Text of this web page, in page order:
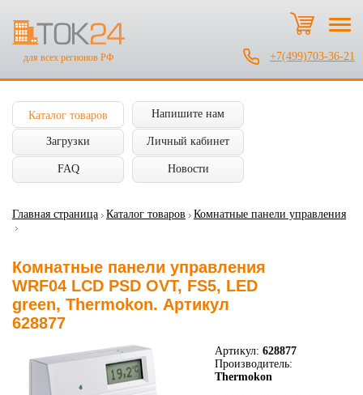
для всех регионов РФ +7(499)703-36-21
Каталог товаров Напишите нам
Загрузки Личный кабинет
FAQ Новости
Главная страница Каталог товаров Комнатные панели управления
Комнатные панели управления
WRF04 LCD PSD OVT, FS5, LED
green, Thermokon. Артикул
628877
Артикул: 628877
Производитель:
Thermokon